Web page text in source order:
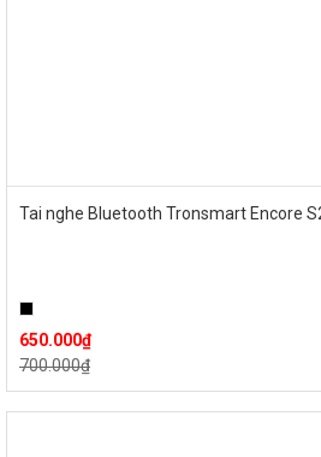
Tai nghe Bluetooth Tronsmart Encore
650.000₫
700.000₫